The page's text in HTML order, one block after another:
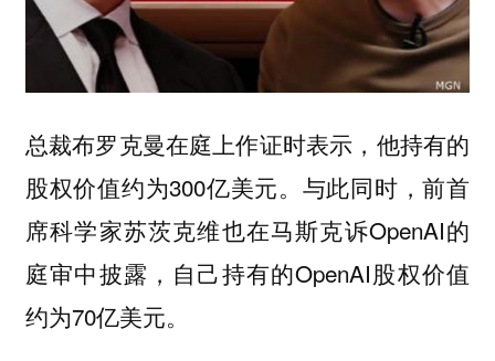
总裁布罗克曼在庭上作证时表示，他持有的
股权价值约为300亿美元。与此同时，前首
席科学家苏茨克维也在马斯克诉OpenAI的
庭审中披露，自己持有的OpenAI股权价值
约为70亿美元。